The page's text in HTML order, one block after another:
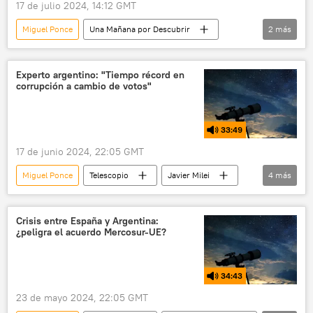
17 de julio 2024, 14:12 GMT
Miguel Ponce
Una Mañana por Descubrir
política
Confederación General del Trabajo (CGT)
2 más
Experto argentino: "Tiempo récord en
corrupción a cambio de votos"
33:49
17 de junio 2024, 22:05 GMT
Miguel Ponce Telescopio
Javier Milei
Argentina
Cámara de Diputados
Gobierno de Argentina
Congreso de Argentina
4 más
Crisis entre España y Argentina:
¿peligra el acuerdo Mercosur-UE?
34:43
23 de mayo 2024, 22:05 GMT